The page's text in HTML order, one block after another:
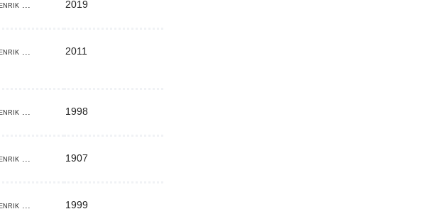
... 2019
... 2011
... 1998
... 1907
... 1999